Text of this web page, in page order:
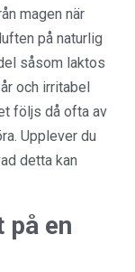
magen när
på naturlig
såsom laktos
och irritabel
följs då ofta av
Upplever du
detta kan
på en